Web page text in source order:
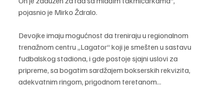
pojasnio je Mirko Ždralo.
Devojke imaju mogućnost da treniraju u regionalnom
trenažnom centru „Lagator“ koji je smešten u sastavu
fudbalskog stadiona, i gde postoje sjajni uslovi za
pripreme, sa bogatim sardžajem bokserskih rekvizita,
adekvatnim ringom, prigodnom teretanom...